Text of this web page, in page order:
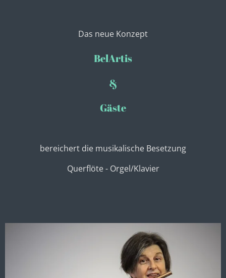
Das neue Konzept
BelArtis
&
Gäste
bereichert die musikalische Besetzung
Querflöte - Orgel/Klavier